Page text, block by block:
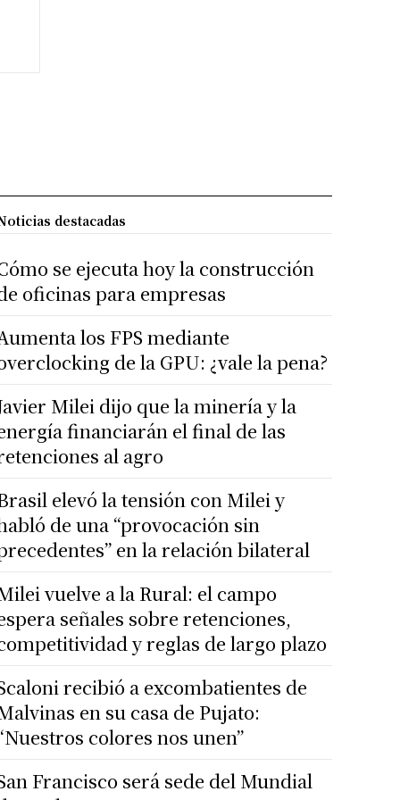
destacadas
se ejecuta hoy la construcción
oficinas para empresas
los FPS mediante
de la GPU: ¿vale la pena?
Milei dijo que la minería y la
financiarán el final de las
al agro
elevó la tensión con Milei y
de una “provocación sin
en la relación bilateral
vuelve a la Rural: el campo
señales sobre retenciones,
y reglas de largo plazo
recibió a excombatientes de
en su casa de Pujato:
colores nos unen”
Francisco será sede del Mundial